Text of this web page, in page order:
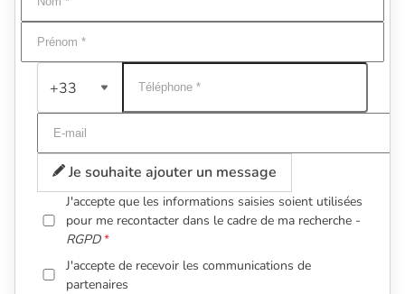
+33
Je souhaite ajouter un message
J'accepte que les informations saisies soient utilisées
pour me recontacter dans le cadre de ma recherche -
RGPD
J'accepte de recevoir les communications de
partenaires